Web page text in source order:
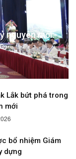
nguyên mới:
...
Lắk bứt phá trong
mới
bổ nhiệm Giám
dựng